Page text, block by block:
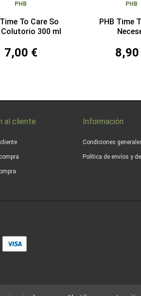
PHB
To Care So
Colutorio 300 ml
7,00 €
PHB
PHB Time
8,90
al cliente Información
Condiciones
Política de envíos y